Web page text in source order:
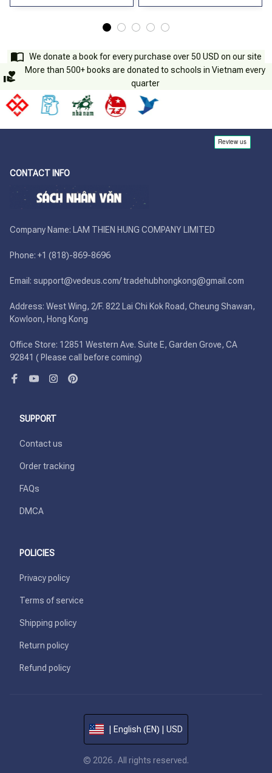
We donate a book for every purchase over 50 USD on our site
More than 500+ books are donated to schools in Vietnam every
quarter
CONTACT INFO
Company Name: LAM THIEN HUNG COMPANY LIMITED
Phone: +1 (818)-869-8696
Email: support@vedeus.com/ tradehubhongkong@gmail.com
Address: West Wing, 2/F. 822 Lai Chi Kok Road, Cheung Shawan,
Kowloon, Hong Kong
Office Store: 12851 Western Ave. Suite E, Garden Grove, CA
92841 ( Please call before coming)
SUPPORT
Contact us
Order tracking
FAQs
DMCA
POLICIES
Privacy policy
Terms of service
Shipping policy
Return policy
Refund policy
| English (EN) | USD
© 2026 . All rights reserved.